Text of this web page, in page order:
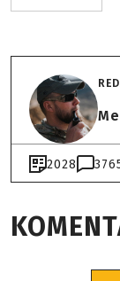
2028